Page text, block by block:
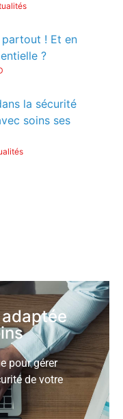
! Et en
?
la sécurité
soins ses
pour gérer
de votre